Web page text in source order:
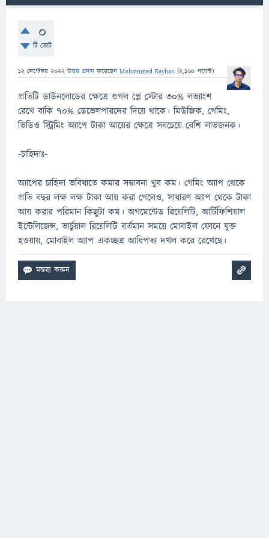
0
টি ভোট
12 সেপ্টেম্বর 2022 উত্তর প্রদান করেছেন Mohammed Rayhan (2,160 পয়েন্ট)
প্রতিটি ডাউনলোডের ক্ষেত্রে গুগল প্লে স্টোর ৩০% লভ্যাংশ
রেখে বাকি ৭০% ডেভেলপারদের দিয়ে থাকে। মিউজিক, গেমিং,
ভিডিও স্ট্রিমিং অ্যাপে টাকা আয়ের ক্ষেত্রে সবচেয়ে বেশি লাভজনক।
-চাহিদাঃ-
অ্যাপের চাহিদা ভবিষ্যতে কমার সম্ভাবনা খুব কম। গেমিং অ্যাপ থেকে
প্রতি বছর লক্ষ লক্ষ টাকা আয় করা গেলেও, সাধারণ অ্যাপ থেকে টাকা
আয় করার পরিমান কিছুটা কম। অগমেন্টেড রিয়েলিটি, আর্টিফিশিয়াল
ইন্টেলিজেন্স, ভার্চুয়াল রিয়েলিটি বর্তমান সময়ে মোবাইল ফোনে যুক্ত
হওয়ায়, মোবাইল অ্যাপ একচ্ছত্র আধিপত্য দখল করে রেখেছে।